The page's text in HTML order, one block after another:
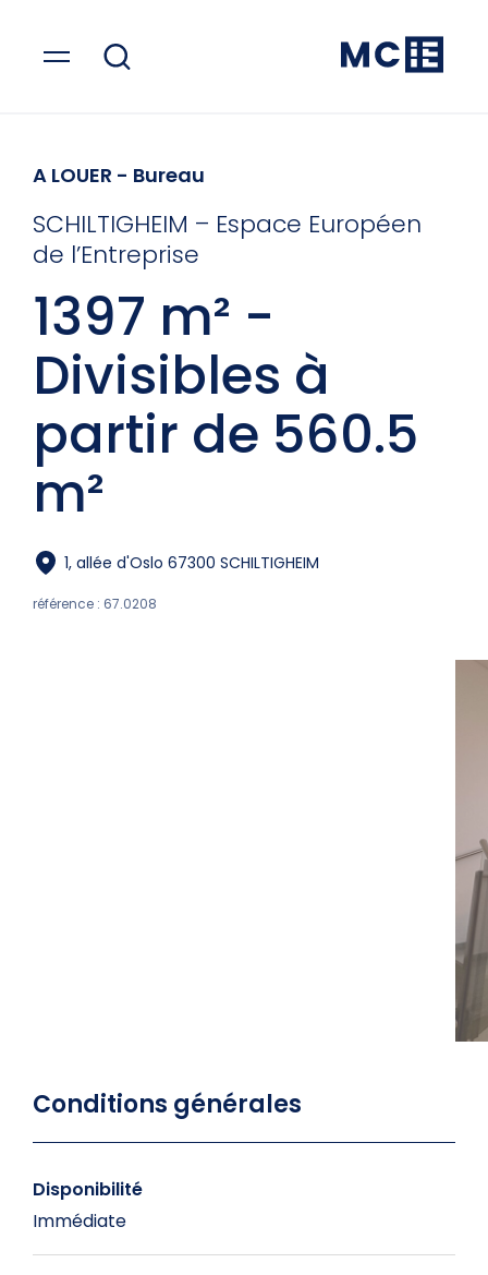
A LOUER - Bureau
SCHILTIGHEIM – Espace Européen
de l’Entreprise
1397 m² -
Divisibles à
partir de 560.5
m²
1, allée d'Oslo 67300 SCHILTIGHEIM
référence : 67.0208
Conditions générales
Disponibilité
Immédiate